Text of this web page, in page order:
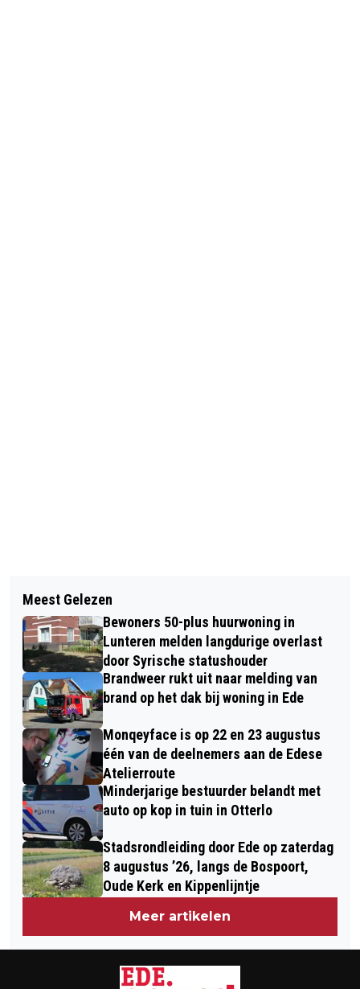
MUZIEKCAFÉ EDE
TWEEDE IN WORLD CUP KLASSEMENT
EN VIERDE IN SIGULDA
Meest Gelezen
Bewoners 50-plus huurwoning in
Lunteren melden langdurige overlast
door Syrische statushouder
Brandweer rukt uit naar melding van
brand op het dak bij woning in Ede
Monqeyface is op 22 en 23 augustus
één van de deelnemers aan de Edese
Atelierroute
Minderjarige bestuurder belandt met
auto op kop in tuin in Otterlo
Stadsrondleiding door Ede op zaterdag
8 augustus ’26, langs de Bospoort,
Oude Kerk en Kippenlijntje
Meer artikelen